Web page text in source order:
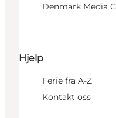
Denmark Media
Hjelp
Ferie fra A-Z
Kontakt oss